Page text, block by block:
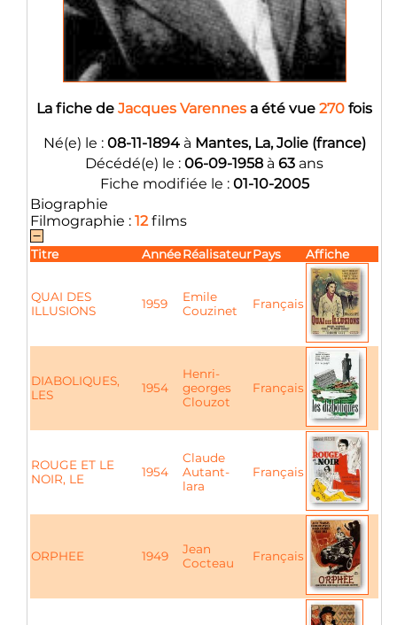
La fiche de Jacques Varennes a été vue 270 fois
Né(e) le : 08-11-1894à Mantes, La, Jolie (france)
Décédé(e) le : 06-09-1958 à 63 ans
Fiche modifiée le : 01-10-2005
Biographie
Filmographie : 12films
Titre AnnéeRéalisateurPays Affiche
QUAI DES
ILLUSIONS
1959
Emile
Couzinet
Français
DIABOLIQUES,
LES
1954
Henri-
georges
Clouzot
Français
ROUGE ET LE
NOIR, LE
1954
Claude
Autant-
lara
Français
ORPHEE 1949
Jean
Cocteau
Français